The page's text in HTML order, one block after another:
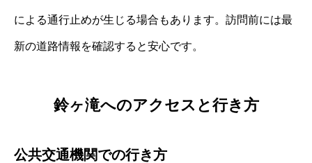
による通行止めが生じる場合もあります。訪問前には最
新の道路情報を確認すると安心です。
鈴ヶ滝へのアクセスと行き方
公共交通機関での行き方